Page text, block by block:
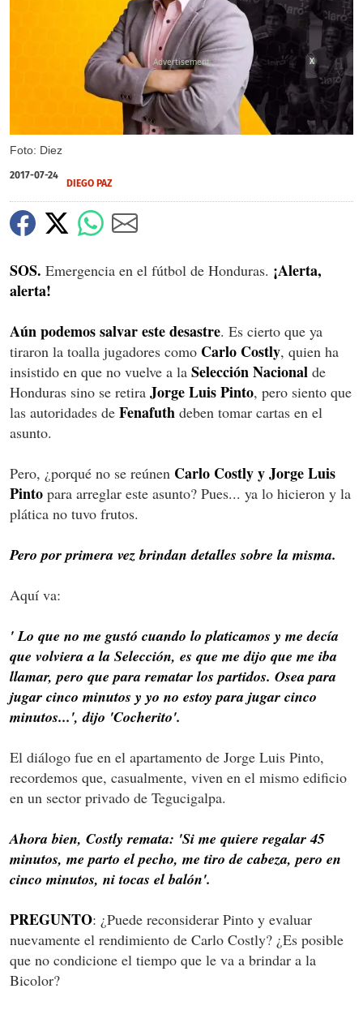
Foto: Diez
X
2017-07-24
DIEGO PAZ
SOS. Emergencia en el fútbol de Honduras. ¡Alerta,
alerta!
Aún podemos salvar este desastre. Es cierto que ya
tiraron la toalla jugadores como Carlo Costly, quien ha
insistido en que no vuelve a la Selección Nacional de
Honduras sino se retira Jorge Luis Pinto, pero siento que
las autoridades de Fenafuth deben tomar cartas en el
asunto.
Pero, ¿porqué no se reúnen Carlo Costly y Jorge Luis
Pinto para arreglar este asunto? Pues... ya lo hicieron y la
plática no tuvo frutos.
Pero por primera vez brindan detalles sobre la misma.
Aquí va:
' Lo que no me gustó cuando lo platicamos y me decía
que volviera a la Selección, es que me dijo que me iba
llamar, pero que para rematar los partidos. Osea para
jugar cinco minutos y yo no estoy para jugar cinco
minutos...', dijo 'Cocherito'.
El diálogo fue en el apartamento de Jorge Luis Pinto,
recordemos que, casualmente, viven en el mismo edificio
en un sector privado de Tegucigalpa.
Ahora bien, Costly remata: 'Si me quiere regalar 45
minutos, me parto el pecho, me tiro de cabeza, pero en
cinco minutos, ni tocas el balón'.
PREGUNTO: ¿Puede reconsiderar Pinto y evaluar
nuevamente el rendimiento de Carlo Costly? ¿Es posible
que no condicione el tiempo que le va a brindar a la
Bicolor?